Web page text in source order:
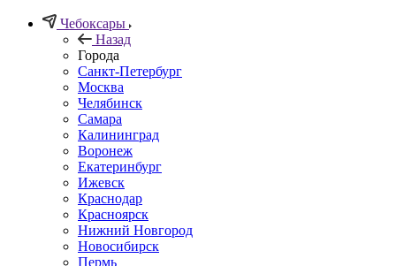
Чебоксары
Назад
Города
Санкт-Петербург
Москва
Челябинск
Самара
Калининград
Воронеж
Екатеринбург
Ижевск
Краснодар
Красноярск
Нижний Новгород
Новосибирск
Пермь